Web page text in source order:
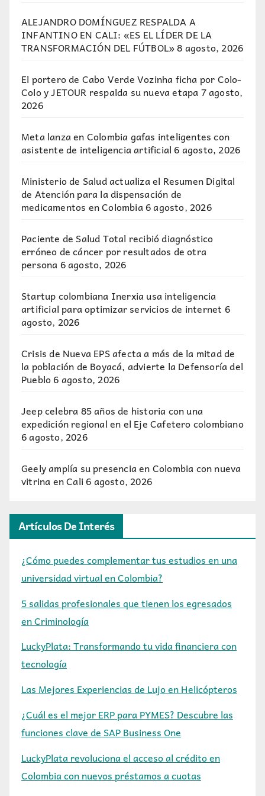
ALEJANDRO DOMÍNGUEZ RESPALDA A
INFANTINO EN CALI: «ES EL LÍDER DE LA
TRANSFORMACIÓN DEL FÚTBOL»8 agosto, 2026
El portero de Cabo Verde Vozinha ficha por Colo-
Colo y JETOUR respalda su nueva etapa7 agosto,
2026
Meta lanza en Colombia gafas inteligentes con
asistente de inteligencia artificial 6 agosto, 2026
Ministerio de Salud actualiza el Resumen Digital
de Atención para la dispensación de
medicamentos en Colombia6 agosto, 2026
Paciente de Salud Total recibió diagnóstico
erróneo de cáncer por resultados de otra
persona6 agosto, 2026
Startup colombiana Inerxia usa inteligencia
artificial para optimizar servicios de internet 6
agosto, 2026
Crisis de Nueva EPS afecta a más de la mitad de
la población de Boyacá, advierte la Defensoría del
Pueblo6 agosto, 2026
Jeep celebra 85 años de historia con una
expedición regional en el Eje Cafetero colombiano
6 agosto, 2026
Geely amplía su presencia en Colombia con nueva
vitrina en Cali 6 agosto, 2026
Artículos De Interés
¿Cómo puedes complementar tus estudios en una
universidad virtual en Colombia?
5 salidas profesionales que tienen los egresados
en Criminología
LuckyPlata: Transformando tu vida financiera con
tecnología
Las Mejores Experiencias de Lujo en Helicópteros
¿Cuál es el mejor ERP para PYMES? Descubre las
funciones clave de SAP Business One
LuckyPlata revoluciona el acceso al crédito en
Colombia con nuevos préstamos a cuotas